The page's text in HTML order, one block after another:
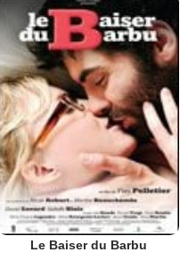
Le Baiser du Barbu